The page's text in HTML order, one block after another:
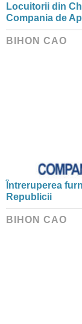
Locuitorii din
Compania de
BIHON CAO
Întreruperea
Republicii
BIHON CAO